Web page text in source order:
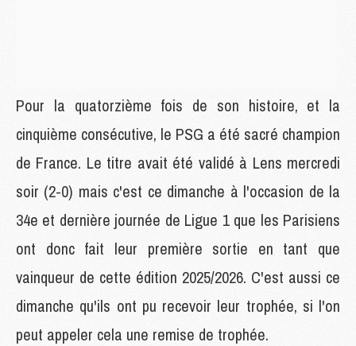
Pour la quatorzième fois de son histoire, et la
cinquième consécutive, le PSG a été sacré champion
de France. Le titre avait été validé à Lens mercredi
soir (2-0) mais c'est ce dimanche à l'occasion de la
34e et dernière journée de Ligue 1 que les Parisiens
ont donc fait leur première sortie en tant que
vainqueur de cette édition 2025/2026. C'est aussi ce
dimanche qu'ils ont pu recevoir leur trophée, si l'on
peut appeler cela une remise de trophée.